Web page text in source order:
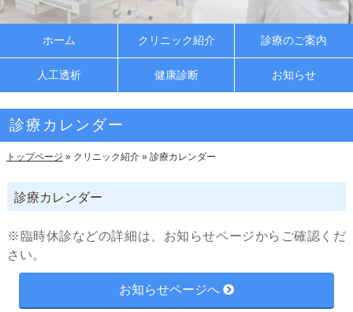
ホーム クリニック紹介 診療のご案内
人工透析 健康診断 お知らせ
診療カレンダー
トップページ » クリニック紹介 » 診療カレンダー
診療カレンダー
※臨時休診などの詳細は、お知らせページからご確認くだ
さい。
お知らせページへ